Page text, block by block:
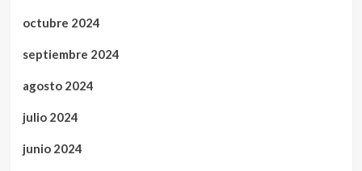
octubre 2024
septiembre 2024
agosto 2024
julio 2024
junio 2024